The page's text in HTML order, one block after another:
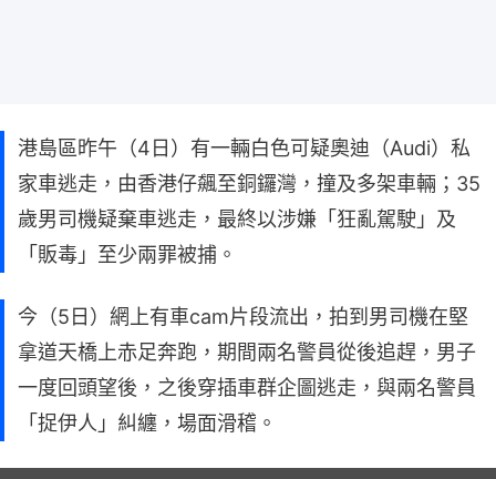
港島區昨午（4日）有一輛白色可疑奧迪（Audi）私
家車逃走，由香港仔飆至銅鑼灣，撞及多架車輛；35
歲男司機疑棄車逃走，最終以涉嫌「狂亂駕駛」及
「販毒」至少兩罪被捕。
今（5日）網上有車cam片段流出，拍到男司機在堅
拿道天橋上赤足奔跑，期間兩名警員從後追趕，男子
一度回頭望後，之後穿插車群企圖逃走，與兩名警員
「捉伊人」糾纏，場面滑稽。